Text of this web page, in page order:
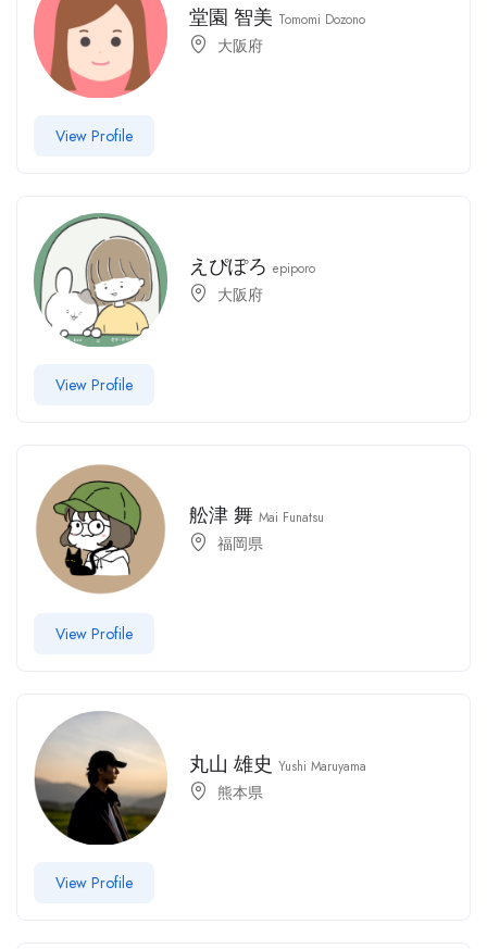
堂園 智美 Tomomi Dozono
大阪府
View Profile
えぴぽろepiporo
大阪府
View Profile
舩津 舞Mai Funatsu
福岡県
View Profile
丸山 雄史Yushi Maruyama
熊本県
View Profile